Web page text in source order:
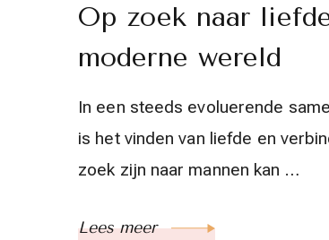
Op zoek naar
moderne wereld
In een steeds evoluerende
is het vinden van liefde en
zoek zijn naar mannen kan …
Lees meer